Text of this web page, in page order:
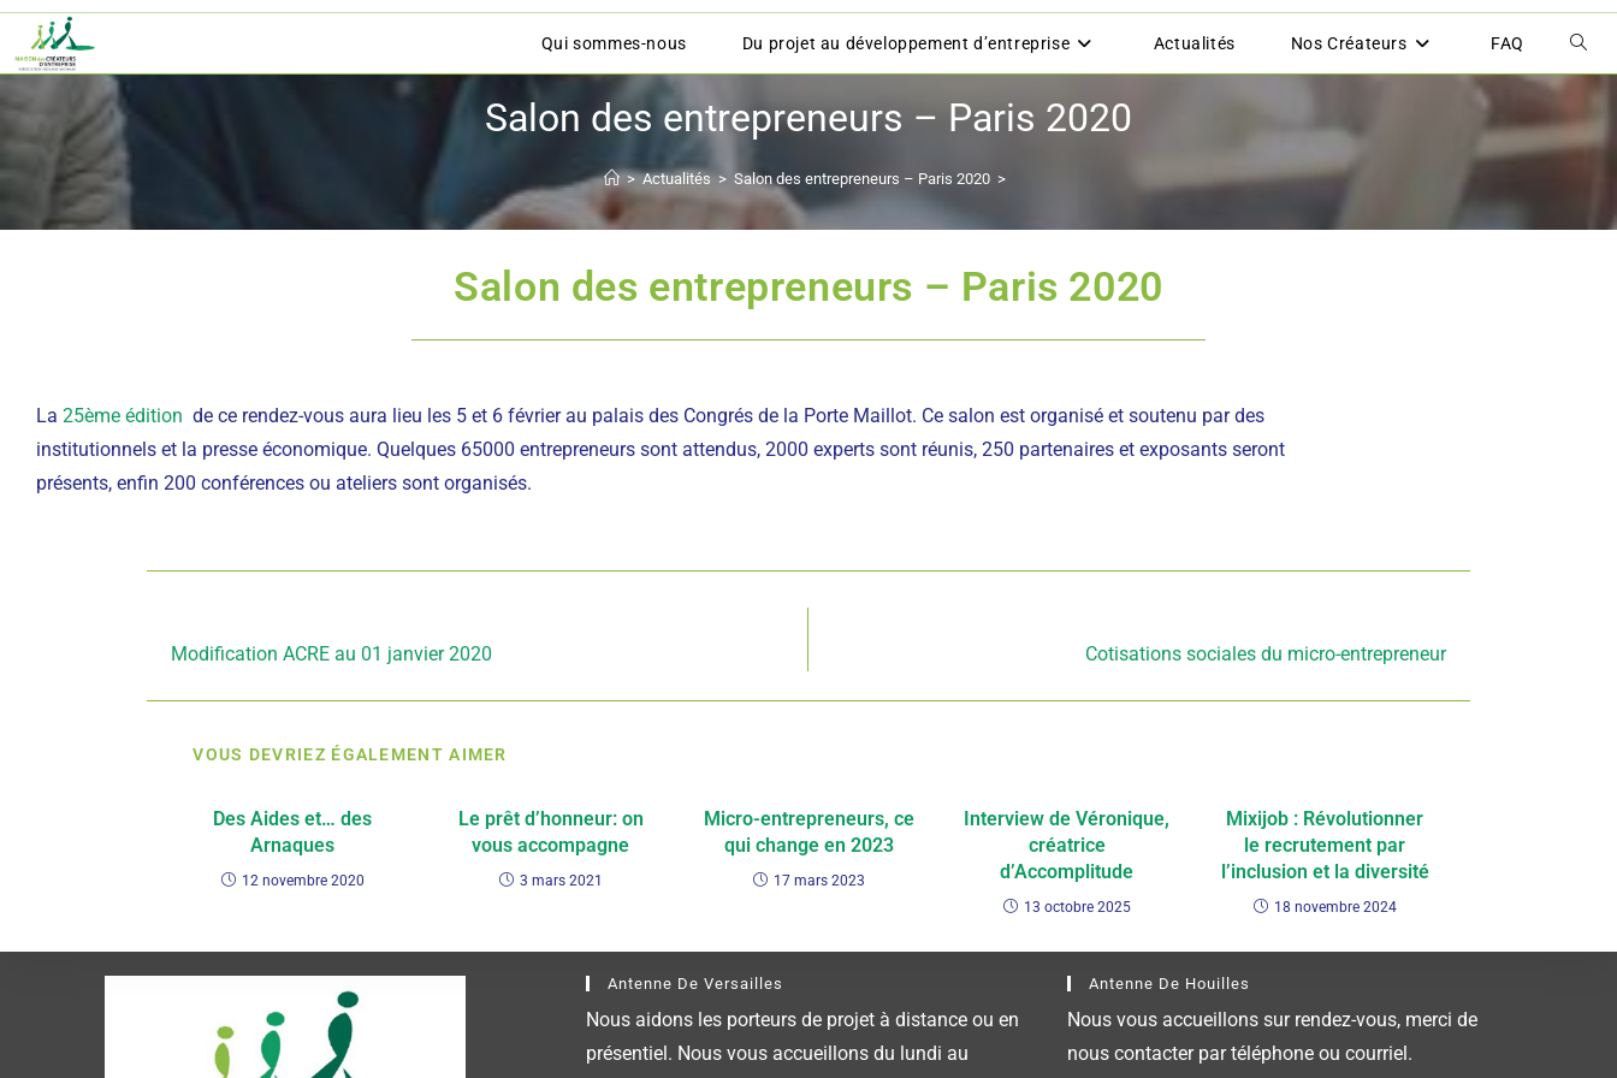
Qui sommes-nous Du projet au développement d’entreprise Actualités Nos Créateurs FAQ
Salon des entrepreneurs – Paris 2020
> Actualités > Salon des entrepreneurs – Paris 2020 >
Salon des entrepreneurs – Paris 2020
La 25ème édition de ce rendez-vous aura lieu les 5 et 6 février au palais des Congrés de la Porte Maillot. Ce salon est organisé et soutenu par des
institutionnels et la presse économique. Quelques 65000 entrepreneurs sont attendus, 2000 experts sont réunis, 250 partenaires et exposants seront
présents, enfin 200 conférences ou ateliers sont organisés.
Modification ACRE au 01 janvier 2020
Cotisations sociales du micro-entrepreneur
VOUS DEVRIEZ ÉGALEMENT AIMER
Des Aides et… des
Arnaques
12 novembre 2020
Le prêt d’honneur: on
vous accompagne
3 mars 2021
Micro-entrepreneurs, ce
qui change en 2023
17 mars 2023
Interview de Véronique,
créatrice
d’Accomplitude
13 octobre 2025
Mixijob : Révolutionner
le recrutement par
l’inclusion et la diversité
18 novembre 2024
Antenne De Versailles
Nous aidons les porteurs de projet à distance ou en
présentiel. Nous vous accueillons du lundi au
Antenne De Houilles
Nous vous accueillons sur rendez-vous, merci de
nous contacter par téléphone ou courriel.